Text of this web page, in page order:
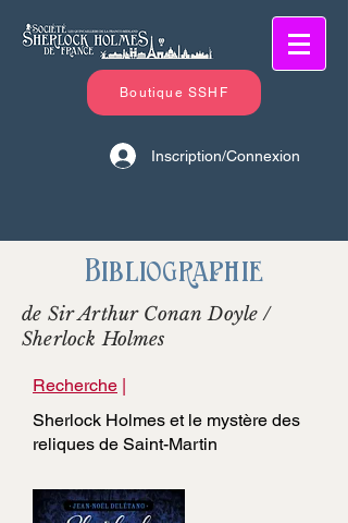
Boutique SSHF
Inscription/Connexion
Bibliographie
de Sir Arthur Conan Doyle /
Sherlock Holmes
Recherche |
Sherlock Holmes et le mystère des
reliques de Saint-Martin